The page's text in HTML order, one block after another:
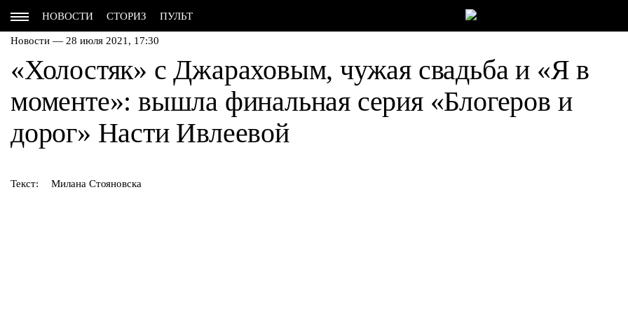
НОВОСТИ СТОРИЗ ПУЛЬТ
Новости — 28 июля 2021, 17:30
«Холостяк» с Джараховым, чужая свадьба и «Я в
моменте»: вышла финальная серия «Блогеров и
дорог» Насти Ивлеевой
Текст: Милана Стояновска